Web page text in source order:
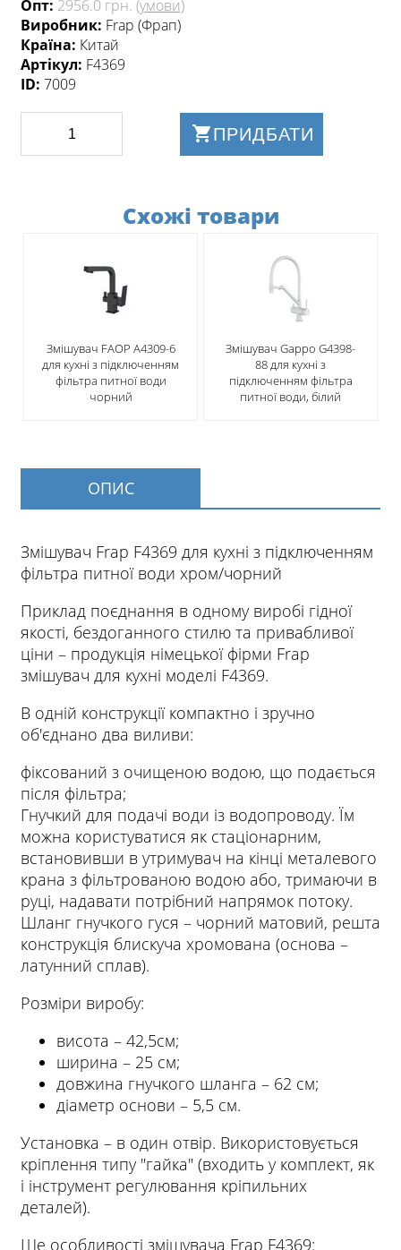
Опт: 2956.0 грн. (умови)
Виробник: Frap (Фрап)
Країна: Китай
Артікул: F4369
ID: 7009
ПРИДБАТИ
Схожі товари
Змішувач FAОP А4309-6
для кухні з підключенням
фільтра питної води
чорний
Змішувач Gappo G4398-
88 для кухні з
підключенням фільтра
питної води, білий
ОПИС
Змішувач Frap F4369 для кухні з підключенням
фільтра питної води хром/чорний
Приклад поєднання в одному виробі гідної
якості, бездоганного стилю та привабливої
ціни – продукція німецької фірми Frap
змішувач для кухні моделі F4369.
В одній конструкції компактно і зручно
об'єднано два виливи:
фіксований з очищеною водою, що подається
після фільтра;
Гнучкий для подачі води із водопроводу. Їм
можна користуватися як стаціонарним,
встановивши в утримувач на кінці металевого
крана з фільтрованою водою або, тримаючи в
руці, надавати потрібний напрямок потоку.
Шланг гнучкого гуся – чорний матовий, решта
конструкція блискуча хромована (основа –
латунний сплав).
Розміри виробу:
висота – 42,5см;
ширина – 25 см;
довжина гнучкого шланга – 62 см;
діаметр основи – 5,5 см.
Установка – в один отвір. Використовується
кріплення типу "гайка" (входить у комплект, як
і інструмент регулювання кріпильних
деталей).
Ще особливості змішувача Frap F4369: